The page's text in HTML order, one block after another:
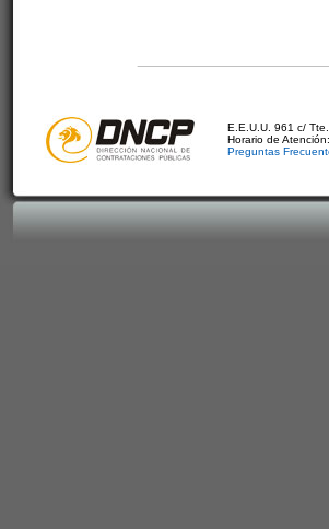
E.E.U.U. 961 c/
Horario de
Preguntas